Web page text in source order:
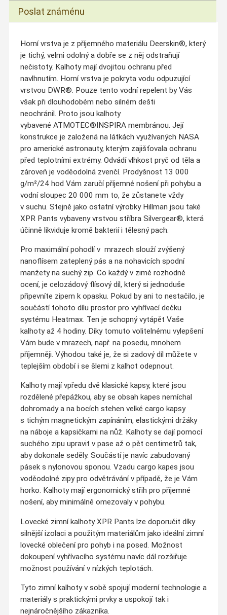
Poslat známénu
Horní vrstva je z příjemného materiálu Deerskin®, který
je tichý, velmi odolný a dobře se z něj odstraňují
nečistoty. Kalhoty mají dvojitou ochranu před
navlhnutím. Horní vrstva je pokryta vodu odpuzující
vrstvou DWR®. Pouze tento vodní repelent by Vás
však při dlouhodobém nebo silném dešti
neochránil. Proto jsou kalhoty
vybavené ATMOTEC®INSPIRA membránou. Její
konstrukce je založená na látkách využívaných NASA
pro americké astronauty, kterým zajišťovala ochranu
před teplotními extrémy. Odvádí vlhkost pryč od těla a
zároveň je voděodolná zvenčí. Prodyšnost 13 000
g/m²/24 hod Vám zaručí příjemné nošení při pohybu a
vodní sloupec 20 000 mm to, že zůstanete vždy
v suchu. Stejně jako ostatní výrobky Hillman jsou také
XPR Pants vybaveny vrstvou stříbra Silvergear®, která
účinně likviduje kromě bakterií i tělesný pach.
Pro maximální pohodlí v mrazech slouží zvýšený
nanoflísem zateplený pás a na nohavicích spodní
manžety na suchý zip. Co každý v zimě rozhodně
ocení, je celozádový flísový díl, který si jednoduše
připevníte zipem k opasku. Pokud by ani to nestačilo, je
součástí tohoto dílu prostor pro vyhřívací dečku
systému Heatmax. Ten je schopný vytápět Vaše
kalhoty až 4 hodiny. Díky tomuto volitelnému vylepšení
Vám bude v mrazech, např. na posedu, mnohem
příjemněji. Výhodou také je, že si zadový díl můžete v
teplejším období i se šlemi z kalhot odepnout.
Kalhoty mají vpředu dvě klasické kapsy, které jsou
rozdělené přepážkou, aby se obsah kapes nemíchal
dohromady a na bocích stehen velké cargo kapsy
s tichým magnetickým zapínáním, elastickými držáky
na náboje a kapsičkami na nůž. Kalhoty se dají pomocí
suchého zipu upravit v pase až o pět centimetrů tak,
aby dokonale seděly. Součástí je navíc zabudovaný
pásek s nylonovou sponou. Vzadu cargo kapes jsou
voděodolné zipy pro odvětrávání v případě, že je Vám
horko. Kalhoty mají ergonomický střih pro příjemné
nošení, aby minimálně omezovaly v pohybu.
Lovecké zimní kalhoty XPR Pants lze doporučit díky
silnější izolaci a použitým materiálům jako ideální zimní
lovecké oblečení pro pohyb i na posed. Možnost
dokoupení vyhřívacího systému navíc dál rozšiřuje
možnost používání v nízkých teplotách.
Tyto zimní kalhoty v sobě spojují moderní technologie a
materiály s praktickými prvky a uspokojí tak i
nejnáročnějšího zákazníka.